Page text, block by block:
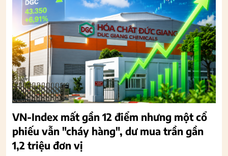
VN-Index mất gần 12 điểm nhưng một cổ
phiếu vẫn "cháy hàng", dư mua trần gần
1,2 triệu đơn vị